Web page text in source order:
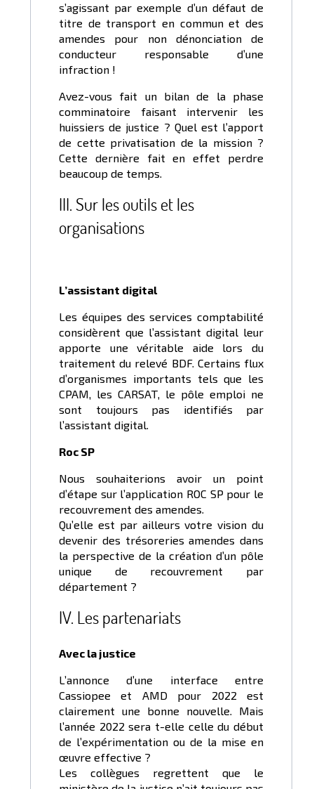
s’agissant par exemple d’un défaut de
titre de transport en commun et des
amendes pour non dénonciation de
conducteur responsable d’une
infraction !
Avez-vous fait un bilan de la phase
comminatoire faisant intervenir les
huissiers de justice ? Quel est l’apport
de cette privatisation de la mission ?
Cette dernière fait en effet perdre
beaucoup de temps.
III. Sur les outils et les
organisations
L’assistant digital
Les équipes des services comptabilité
considèrent que l’assistant digital leur
apporte une véritable aide lors du
traitement du relevé BDF. Certains flux
d’organismes importants tels que les
CPAM, les CARSAT, le pôle emploi ne
sont toujours pas identifiés par
l’assistant digital.
Roc SP
Nous souhaiterions avoir un point
d’étape sur l’application ROC SP pour le
recouvrement des amendes.
Qu’elle est par ailleurs votre vision du
devenir des trésoreries amendes dans
la perspective de la création d’un pôle
unique de recouvrement par
département ?
IV. Les partenariats
Avec la justice
L’annonce d’une interface entre
Cassiopee et AMD pour 2022 est
clairement une bonne nouvelle. Mais
l’année 2022 sera t-elle celle du début
de l’expérimentation ou de la mise en
œuvre effective ?
Les collègues regrettent que le